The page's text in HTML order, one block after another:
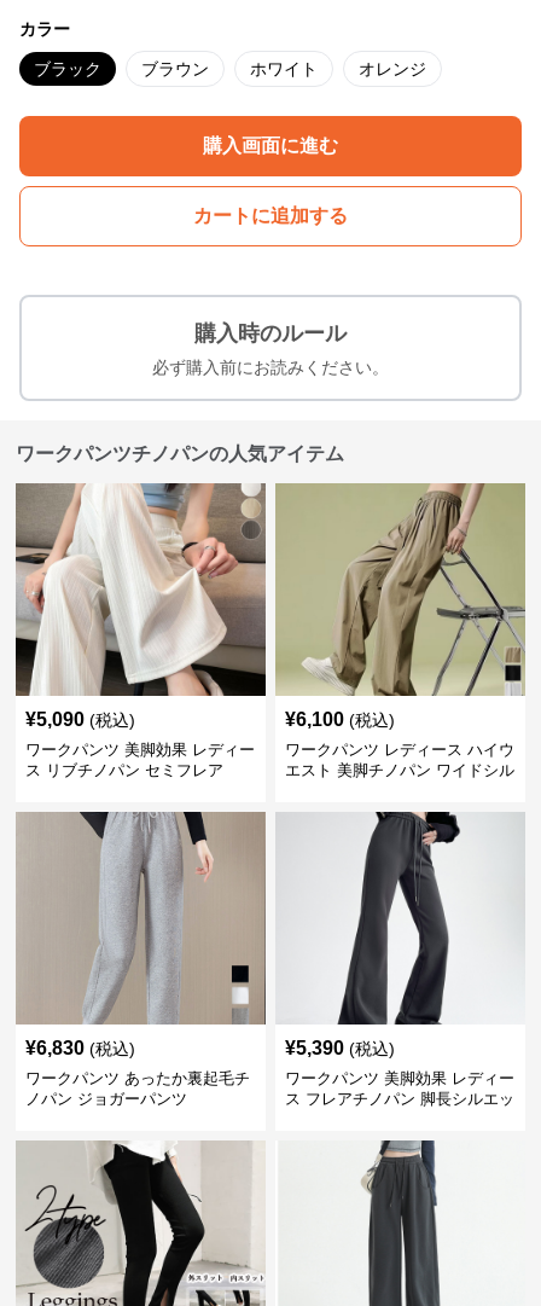
カラー
ブラック ブラウン ホワイト オレンジ
購入画面に進む
カートに追加する
購入時のルール
必ず購入前にお読みください。
ワークパンツチノパンの人気アイテム
¥5,090 (税込)
ワークパンツ 美脚効果 レディー
ス リブチノパン セミフレア
¥6,100 (税込)
ワークパンツ レディース ハイウ
エスト 美脚チノパン ワイドシル
¥6,830 (税込)
ワークパンツ あったか裏起毛チ
ノパン ジョガーパンツ
¥5,390 (税込)
ワークパンツ 美脚効果 レディー
ス フレアチノパン 脚長シルエッ